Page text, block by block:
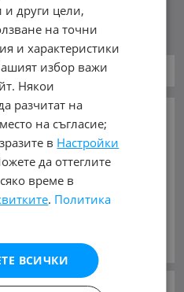
обяви
и Джипове
и ДжиповеБусове
Селскостопански
Яхти и Лодки
Аксесоари
(32) Acura
Alpina (7) Aro
и други цели,
на точни
и характеристики
избор важи
Някои
разчитат на
на съгласие;
в Настройки
да оттеглите
време в
. Политика
ВСИЧКИ